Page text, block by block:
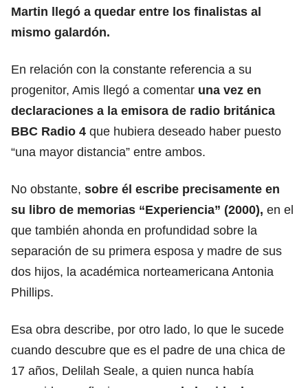
Martin llegó a quedar entre los finalistas al
mismo galardón.
En relación con la constante referencia a su
progenitor, Amis llegó a comentar una vez en
declaraciones a la emisora de radio británica
BBC Radio 4 que hubiera deseado haber puesto
“una mayor distancia” entre ambos.
No obstante, sobre él escribe precisamente en
su libro de memorias “Experiencia” (2000), en el
que también ahonda en profundidad sobre la
separación de su primera esposa y madre de sus
dos hijos, la académica norteamericana Antonia
Phillips.
Esa obra describe, por otro lado, lo que le sucede
cuando descubre que es el padre de una chica de
17 años, Delilah Seale, a quien nunca había